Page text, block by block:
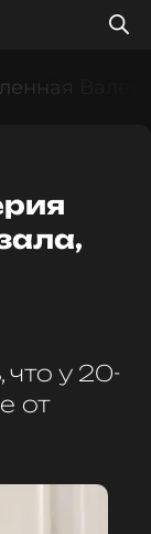
у 20-
от